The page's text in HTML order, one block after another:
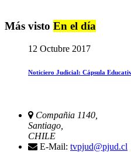
Más visto En el día
12 Octubre 2017
Noticiero Judicial: Cápsula
Compañia 1140,
Santiago,
CHILE
E-Mail: tvpjud@pjud.cl